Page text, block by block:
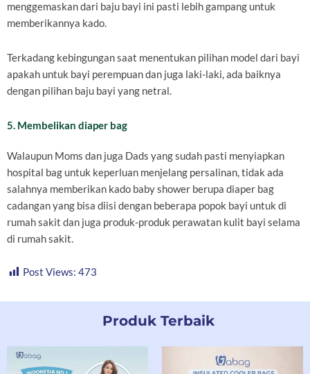
menggemaskan dari baju bayi ini pasti lebih gampang untuk
memberikannya kado.
Terkadang kebingungan saat menentukan pilihan model dari bayi
apakah untuk bayi perempuan dan juga laki-laki, ada baiknya
dengan pilihan baju bayi yang netral.
5. Membelikan diaper bag
Walaupun Moms dan juga Dads yang sudah pasti menyiapkan
hospital bag untuk keperluan menjelang persalinan, tidak ada
salahnya memberikan kado baby shower berupa diaper bag
cadangan yang bisa diisi dengan beberapa popok bayi untuk di
rumah sakit dan juga produk-produk perawatan kulit bayi selama
di rumah sakit.
Post Views: 473
Produk Terbaik